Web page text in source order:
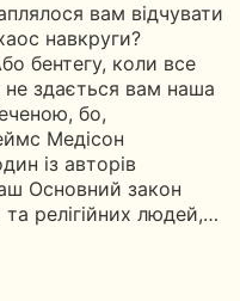
вам відчувати
навкруги?
бентегу, коли все
здається вам наша
бо,
Медісон
із авторів
Основний закон
релігійних людей,…